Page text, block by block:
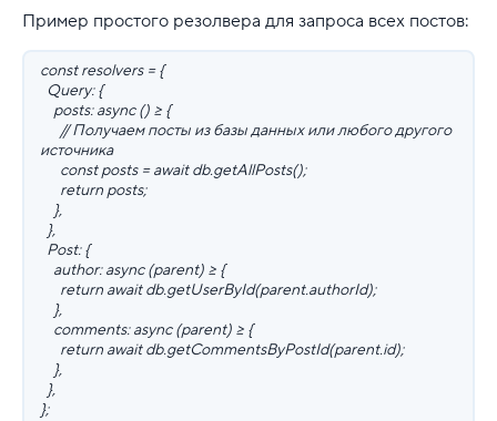
Пример простого резолвера для запроса всех постов:
const resolvers = {
Query: {
posts: async () => {
// Получаем посты из базы данных или любого другого
источника
const posts = await db.getAllPosts();
return posts;
},
},
Post: {
author: async (parent) => {
return await db.getUserById(parent.authorId);
},
comments: async (parent) => {
return await db.getCommentsByPostId(parent.id);
},
},
};